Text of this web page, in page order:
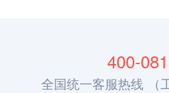
400-
全国统一客服热线 （